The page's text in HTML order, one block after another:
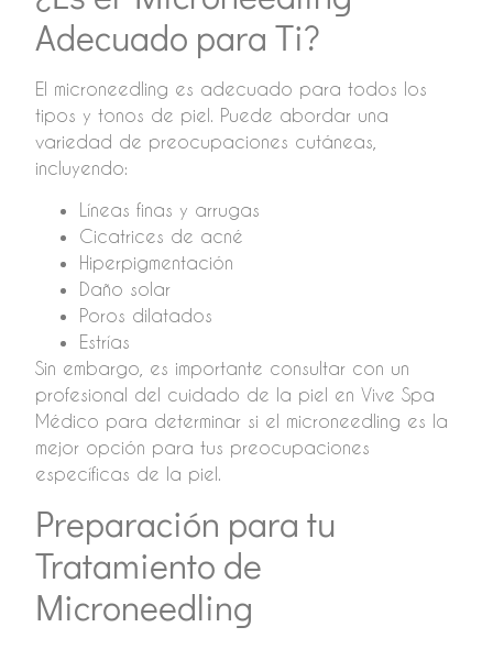
Adecuado para Ti?
El microneedling es adecuado para todos los
tipos y tonos de piel. Puede abordar una
variedad de preocupaciones cutáneas,
incluyendo:
Líneas finas y arrugas
Cicatrices de acné
Hiperpigmentación
Daño solar
Poros dilatados
Estrías
Sin embargo, es importante consultar con un
profesional del cuidado de la piel en Vive Spa
Médico para determinar si el microneedling es la
mejor opción para tus preocupaciones
específicas de la piel.
Preparación para tu
Tratamiento de
Microneedling